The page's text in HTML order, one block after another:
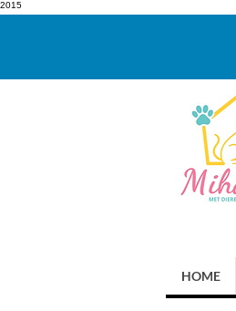
2015
HOME